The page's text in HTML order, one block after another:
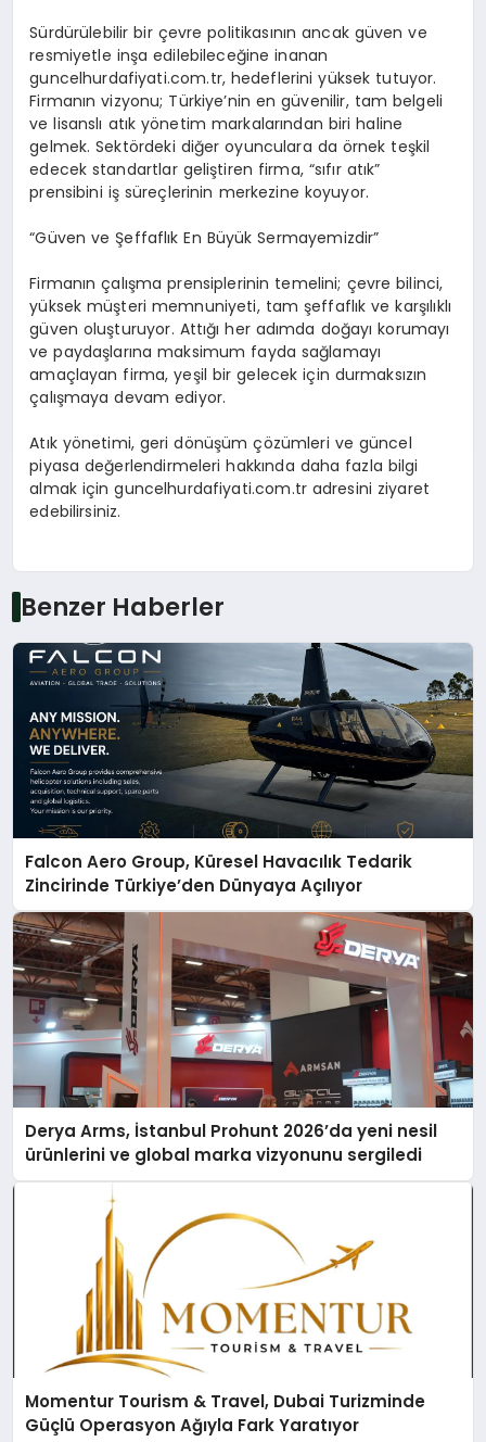
Sürdürülebilir bir çevre politikasının ancak güven ve
resmiyetle inşa edilebileceğine inanan
guncelhurdafiyati.com.tr, hedeflerini yüksek tutuyor.
Firmanın vizyonu; Türkiye’nin en güvenilir, tam belgeli
ve lisanslı atık yönetim markalarından biri haline
gelmek. Sektördeki diğer oyunculara da örnek teşkil
edecek standartlar geliştiren firma, “sıfır atık”
prensibini iş süreçlerinin merkezine koyuyor.
“Güven ve Şeffaflık En Büyük Sermayemizdir”
Firmanın çalışma prensiplerinin temelini; çevre bilinci,
yüksek müşteri memnuniyeti, tam şeffaflık ve karşılıklı
güven oluşturuyor. Attığı her adımda doğayı korumayı
ve paydaşlarına maksimum fayda sağlamayı
amaçlayan firma, yeşil bir gelecek için durmaksızın
çalışmaya devam ediyor.
Atık yönetimi, geri dönüşüm çözümleri ve güncel
piyasa değerlendirmeleri hakkında daha fazla bilgi
almak için guncelhurdafiyati.com.tr adresini ziyaret
edebilirsiniz.
Benzer Haberler
Falcon Aero Group, Küresel Havacılık Tedarik
Zincirinde Türkiye’den Dünyaya Açılıyor
Derya Arms, İstanbul Prohunt 2026’da yeni nesil
ürünlerini ve global marka vizyonunu sergiledi
Momentur Tourism & Travel, Dubai Turizminde
Güçlü Operasyon Ağıyla Fark Yaratıyor